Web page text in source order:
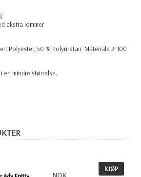
ekstra lommer
Polyester, 50 % Polyuretan. Materiale 2: 100
en mindre størrelse.
KJØP